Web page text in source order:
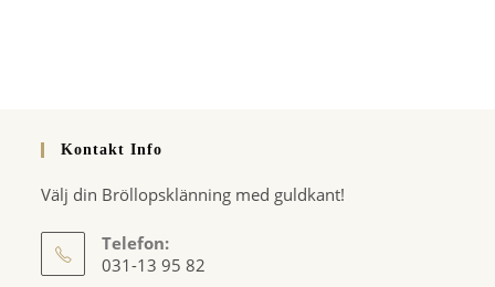
Kontakt Info
Välj din Bröllopsklänning med guldkant!
Telefon:
031-13 95 82